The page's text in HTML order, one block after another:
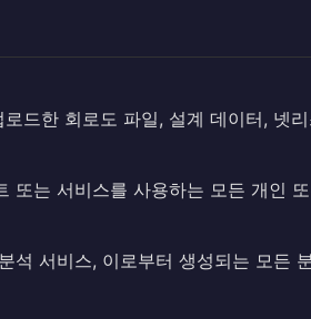
드한 회로도 파일, 설계 데이터, 넷
또는 서비스를 사용하는 모든 개인
석 서비스, 이로부터 생성되는 모든